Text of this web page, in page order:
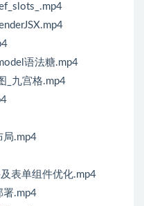
语法糖.mp4
_九宫格.mp4
局.mp4
表单组件优化.mp4
署.mp4